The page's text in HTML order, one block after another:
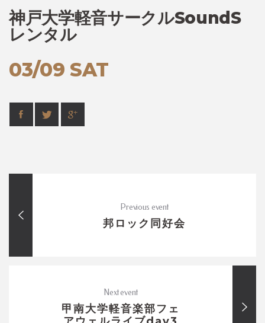
神戸大学軽音サークルSoundS
レンタル
03/09 SAT
Previous event
邦ロック同好会
Next event
甲南大学軽音楽部フェ